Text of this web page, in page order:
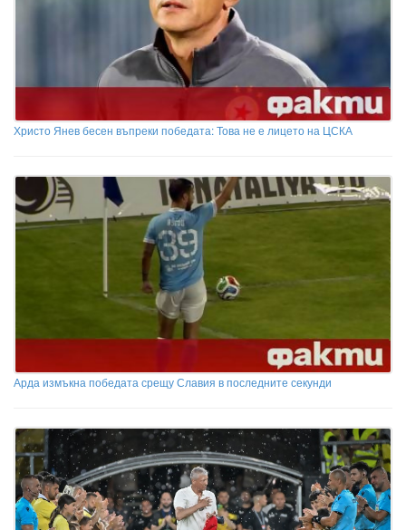
Христо Янев бесен въпреки победата: Това не е лицето на ЦСКА
Арда измъкна победата срещу Славия в последните секунди